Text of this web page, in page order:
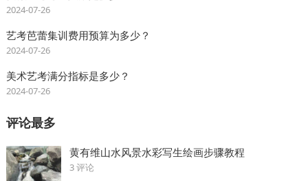
2024-07-26
艺考芭蕾集训费用预算为多少？
2024-07-26
美术艺考满分指标是多少？
2024-07-26
评论最多
黄有维山水风景水彩写生绘画步骤教程
3 评论